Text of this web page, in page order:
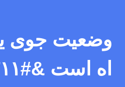
وضعیت جوی
اه است &#۸۲۱۱; خبرگزاری مهر | اخبار ایران و جهان